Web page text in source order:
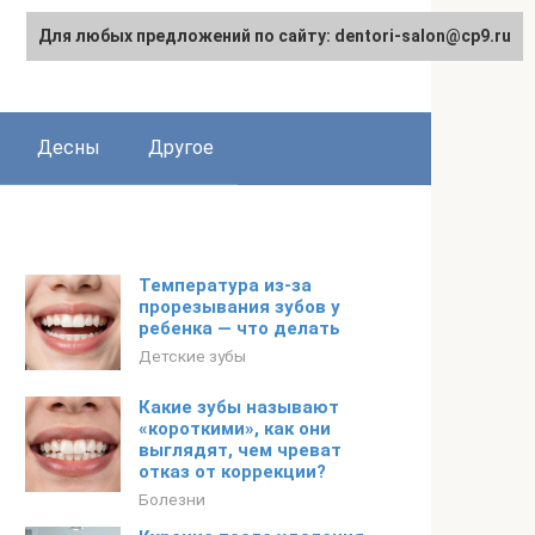
Десны Другое
Температура из-за
прорезывания зубов у
ребенка — что делать
Детские зубы
Какие зубы называют
«короткими», как они
выглядят, чем чреват
отказ от коррекции?
Болезни
Для любых предложений по сайту: dentori-salon@cp9.ru